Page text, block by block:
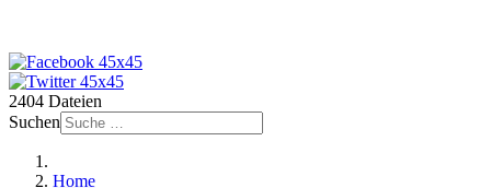
2404 Dateien
Suchen
Home